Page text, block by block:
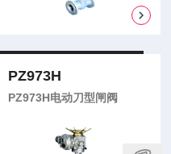
PZ973H
PZ973H电动刀型闸阀